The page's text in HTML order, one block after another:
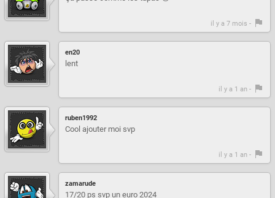
il y a 7 mois -
en20
lent
il y a 1 an -
ruben1992
Cool ajouter moi svp
il y a 1 an -
zamarude
17/20 ps svp un euro 2024